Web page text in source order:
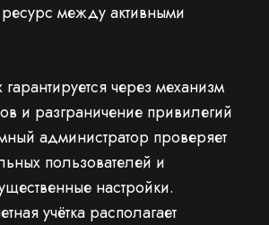
между активными
через механизм
и разграничение привилегий
администратор проверяет
пользователей и
настройки.
учётка располагает